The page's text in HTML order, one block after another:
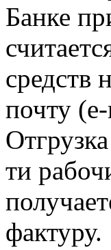
Банке
средств
почту
ти
фактуру.